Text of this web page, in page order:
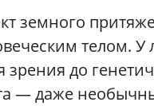
земного
телом.
зрения до
— даже